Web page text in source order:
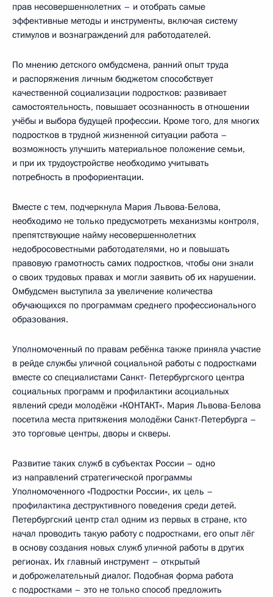
прав несовершеннолетних – и отобрать самые
эффективные методы и инструменты, включая систему
стимулов и вознаграждений для работодателей.
По мнению детского омбудсмена, ранний опыт труда
и распоряжения личным бюджетом способствует
качественной социализации подростков: развивает
самостоятельность, повышает осознанность в отношении
учёбы и выбора будущей профессии. Кроме того, для многих
подростков в трудной жизненной ситуации работа –
возможность улучшить материальное положение семьи,
и при их трудоустройстве необходимо учитывать
потребность в профориентации.
Вместе с тем, подчеркнула Мария Львова-Белова,
необходимо не только предусмотреть механизмы контроля,
препятствующие найму несовершеннолетних
недобросовестными работодателями, но и повышать
правовую грамотность самих подростков, чтобы они знали
о своих трудовых правах и могли заявить об их нарушении.
Омбудсмен выступила за увеличение количества
обучающихся по программам среднего профессионального
образования.
Уполномоченный по правам ребёнка также приняла участие
в рейде службы уличной социальной работы с подростками
вместе со специалистами Санкт- Петербургского центра
социальных программ и профилактики асоциальных
явлений среди молодёжи «КОНТАКТ». Мария Львова-Белова
посетила места притяжения молодёжи Санкт-Петербурга –
это торговые центры, дворы и скверы.
Развитие таких служб в субъектах России – одно
из направлений стратегической программы
Уполномоченного «Подростки России», их цель –
профилактика деструктивного поведения среди детей.
Петербургский центр стал одним из первых в стране, кто
начал проводить такую работу с подростками, его опыт лёг
в основу создания новых служб уличной работы в других
регионах. Их главный инструмент – открытый
и доброжелательный диалог. Подобная форма работа
с подростками – это не только способ предложить